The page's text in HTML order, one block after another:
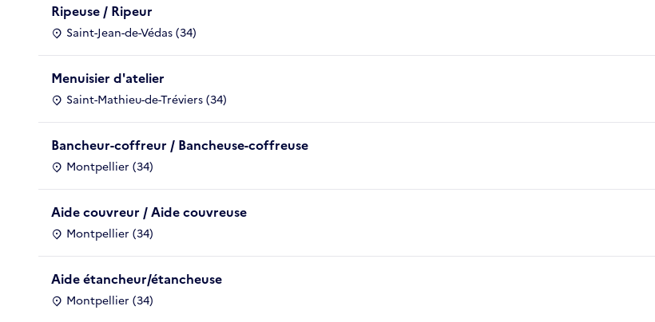
Ripeuse / Ripeur
Saint-Jean-de-Védas (34)
Menuisier d'atelier
Saint-Mathieu-de-Tréviers (34)
Bancheur-coffreur / Bancheuse-coffreuse
Montpellier (34)
Aide couvreur / Aide couvreuse
Montpellier (34)
Aide étancheur/étancheuse
Montpellier (34)